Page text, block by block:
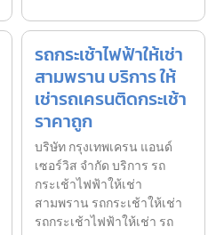
รถกระเช้าไฟฟ้าให้เช่า
สามพราน บริการ ให้
เช่ารถเครนติดกระเช้า
ราคาถูก
บริษัท กรุงเทพเครน แอนด์
เซอร์วิส จำกัด บริการ รถ
กระเช้าไฟฟ้าให้เช่า
สามพราน รถกระเช้าให้เช่า
รถกระเช้าไฟฟ้าให้เช่า รถ